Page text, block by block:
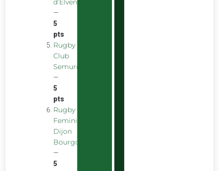
d’Elven
—
5
pts
Rugby
Club
Semurois
—
5
pts
Rugby
Feminin
Dijon
Bourgogne
—
5